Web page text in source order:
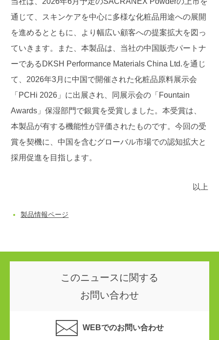
通じて、スキンケアを中心に多様な化粧品用途への展開
を進めるとともに、より幅広い顧客への提案拡大を図っ
ていきます。また、本製品は、当社の中国販売パートナ
ーであるDKSH Performance Materials China Ltd.を通じ
て、2026年3月に中国で開催された化粧品原料展示会
「PCHi 2026」に出展され、同展示会の「Fountain
Awards」保湿部門で銀賞を受賞しました。本受賞は、
本製品が有する機能性が評価されたものです。今回の受
賞を契機に、中国を含むグローバル市場での認知拡大と
採用促進を目指します。
以上
製品情報ページ
このニュースに関する
お問い合わせ
WEBでのお問い合わせ